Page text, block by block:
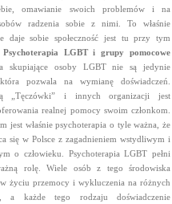
omawianie swoich problemów i na
radzenia sobie z nimi. To właśnie
daje sobie społeczność jest tu przy tym
Psychoterapia LGBT i grupy pomocowe
skupiające osoby LGBT nie są jedynie
pozwala na wymianę doświadczeń.
„Tęczówki” i innych organizacji jest
realnej pomocy swoim członkom.
jest właśnie psychoterapia o tyle ważna, że
się w Polsce z zagadnieniem wstydliwym i
o człowieku. Psychoterapia LGBT pełni
rolę. Wiele osób z tego środowiska
w życiu przemocy i wykluczenia na różnych
a każde tego rodzaju doświadczenie